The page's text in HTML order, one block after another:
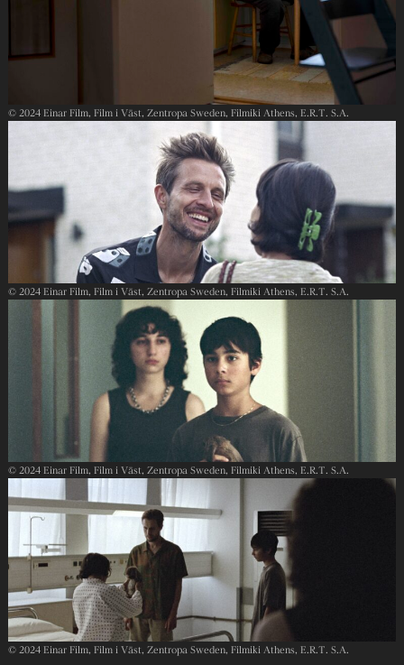
© 2024 Einar Film, Film i Väst, Zentropa Sweden, Filmiki Athens, E.R.T. S.A.
© 2024 Einar Film, Film i Väst, Zentropa Sweden, Filmiki Athens, E.R.T. S.A.
© 2024 Einar Film, Film i Väst, Zentropa Sweden, Filmiki Athens, E.R.T. S.A.
© 2024 Einar Film, Film i Väst, Zentropa Sweden, Filmiki Athens, E.R.T. S.A.